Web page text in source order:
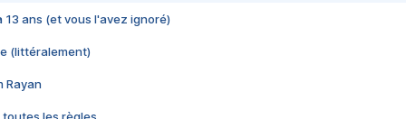
13 ans (et vous l'avez ignoré)
(littéralement)
Rayan